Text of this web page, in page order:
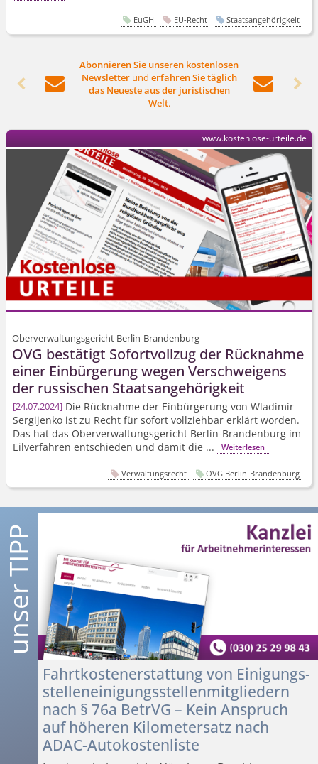
EuGH EU-Recht Staatsangehörigkeit
 
Abonnieren Sie unseren kostenlosen
Newsletterund erfahren Sie täglich
das Neueste aus der juristischen
Welt.
 
Oberverwaltungsgericht Berlin-Brandenburg
OVG bestätigt Sofortvollzug der Rücknahme
einer Einbürgerung wegen Verschweigens
der russischen Staatsangehörigkeit
24.07.2024 Die Rücknahme der Einbürgerung von Wladimir
Sergijenko ist zu Recht für sofort vollziehbar erklärt worden.
Das hat das Ober­verwaltungs­gericht Berlin-Brandenburg im
Eilverfahren entschieden und damit die ...
Weiterlesen
www.kostenlose-urteile.de
Verwaltungsrecht OVG Berlin-Brandenburg
Fahrtkosten­erstattung von Einigungs­
stellenei­nigungsstel­lenmitgliedern
nach § 76a BetrVG – Kein Anspruch
auf höheren Kilometersatz nach
ADAC-Autokostenliste